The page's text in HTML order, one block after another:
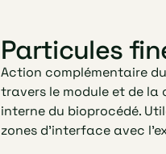
Particules
Action complémentaire
travers le module et de la
interne du bioprocédé.
zones d'interface avec